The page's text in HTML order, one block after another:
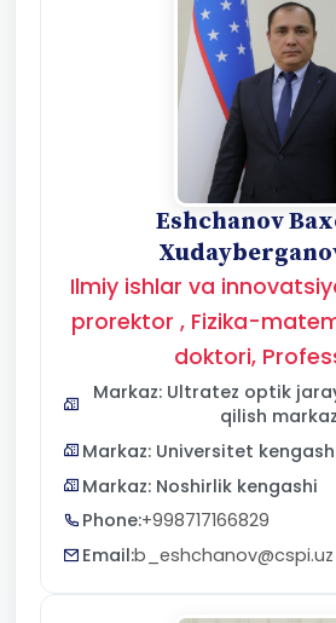
Eshchanov
Ilmiy ishlar va
prorektor , Fizika-
doktori,
Markaz: Ultratez optik
qilish
Markaz: Universitet
Markaz: Noshirlik kengashi
Phone:+998717166829
Email:b_eshchanov@cspi.uz